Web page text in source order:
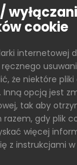
cookie
internetowej
że niektóre
opcją jest
tak aby
gdy plik
więcej
z instrukcjami